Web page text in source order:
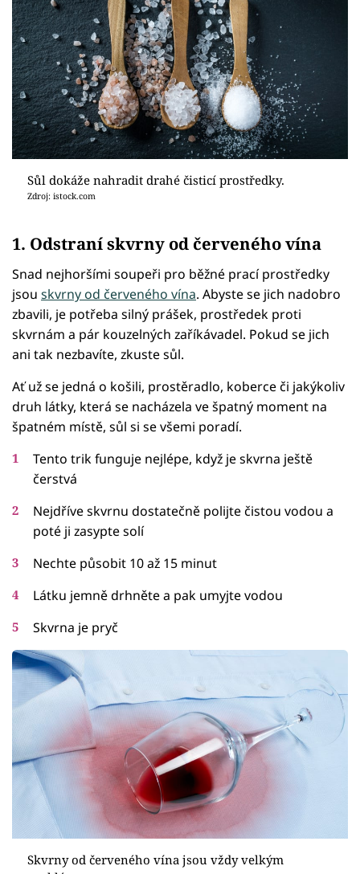
Sůl dokáže nahradit drahé čisticí prostředky.
Zdroj: istock.com
1. Odstraní skvrny od červeného vína
Snad nejhoršími soupeři pro běžné prací prostředky
jsou skvrny od červeného vína. Abyste se jich nadobro
zbavili, je potřeba silný prášek, prostředek proti
skvrnám a pár kouzelných zaříkávadel. Pokud se jich
ani tak nezbavíte, zkuste sůl.
Ať už se jedná o košili, prostěradlo, koberce či jakýkoliv
druh látky, která se nacházela ve špatný moment na
špatném místě, sůl si se všemi poradí.
Tento trik funguje nejlépe, když je skvrna ještě
čerstvá
Nejdříve skvrnu dostatečně polijte čistou vodou a
poté ji zasypte solí
Nechte působit 10 až 15 minut
Látku jemně drhněte a pak umyjte vodou
Skvrna je pryč
Skvrny od červeného vína jsou vždy velkým